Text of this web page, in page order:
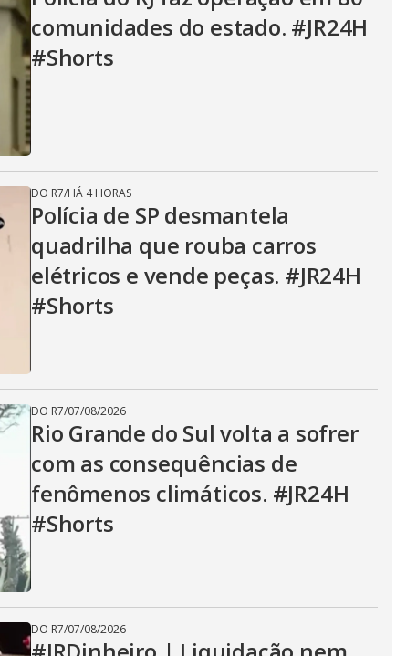
comunidades do estado. #JR24H
#Shorts
DO R7/HÁ 4 HORAS
Polícia de SP desmantela
quadrilha que rouba carros
elétricos e vende peças. #JR24H
#Shorts
DO R7/07/08/2026
Rio Grande do Sul volta a sofrer
com as consequências de
fenômenos climáticos. #JR24H
#Shorts
DO R7/07/08/2026